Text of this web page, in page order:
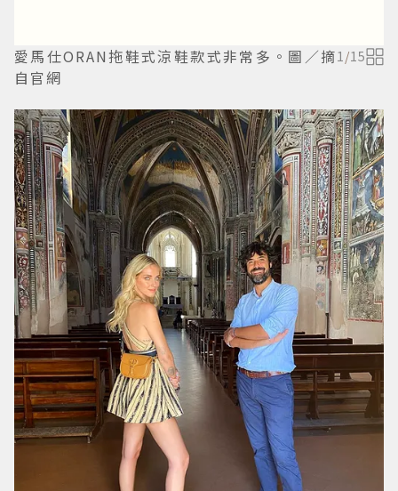
愛馬仕ORAN拖鞋式涼鞋款式非常多。圖／摘
自官網
1/15